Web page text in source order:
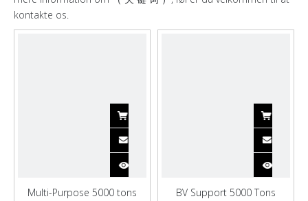
kontakte os.
Multi-Purpose 5000 tons
BV Support 5000 Tons